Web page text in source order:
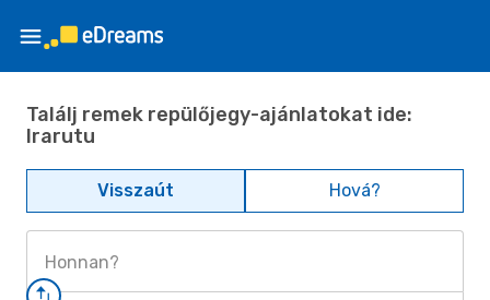
Találj remek repülőjegy-ajánlatokat ide:
Irarutu
Visszaút Hová?
Honnan?